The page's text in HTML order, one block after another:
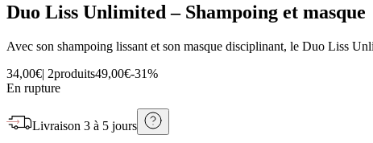
Duo Liss Unlimited – Shampoing et masque
Avec son shampoing lissant et son masque disciplinant, le Duo Liss
34,00€| 2produits49,00€-31%
En rupture
Livraison 3 à 5 jours